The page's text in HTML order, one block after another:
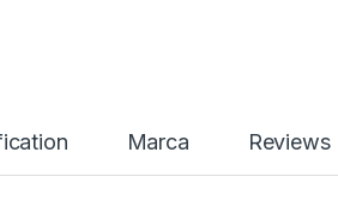
Marca Reviews